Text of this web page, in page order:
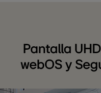
Pantalla
webOS y